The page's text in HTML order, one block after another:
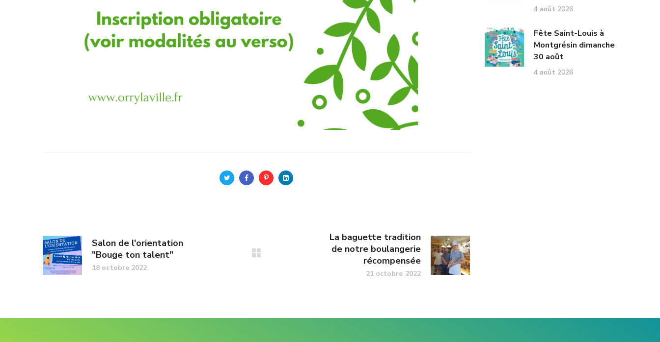
Salon de l'orientation
"Bouge ton talent"
18 octobre 2022
La baguette tradition
de notre boulangerie
récompensée
21 octobre 2022
4 août 2026
Fête Saint-Louis à
Montgrésin dimanche
30 août
4 août 2026